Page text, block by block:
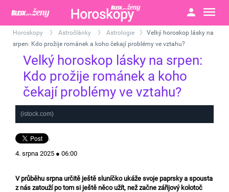
Horoskopy Astročlánky Astrologie
>
Velký horoskop lásky na
srpen: Kdo prožije románek a koho čekají problémy ve vztahu?
Velký horoskop lásky na srpen:
Kdo prožije románek a koho
čekají problémy ve vztahu?
(istock.com)
.
4. srpna 2025 ● 06:00
V průběhu srpna určitě ještě sluníčko ukáže svoje paprsky a spousta
z nás zatouží po tom si ještě něco užít, než začne zářijový kolotoč